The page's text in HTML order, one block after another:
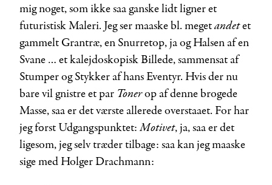
mig noget, som ikke saa ganske lidt ligner et
futuristisk Maleri. Jeg ser maaske bl. megetandetet
gammelt Grantræ, en Snurretop, ja og Halsen af en
Svane … et kalejdoskopisk Billede, sammensat af
Stumper og Stykker af hans Eventyr. Hvis der nu
bare vil gnistre et par Tonerop af denne brogede
Masse, saa er det værste allerede overstaaet. For har
jeg først Udgangspunktet:Motivet, ja, saa er det
ligesom, jeg selv træder tilbage: saa kan jeg maaske
sige med Holger Drachmann: